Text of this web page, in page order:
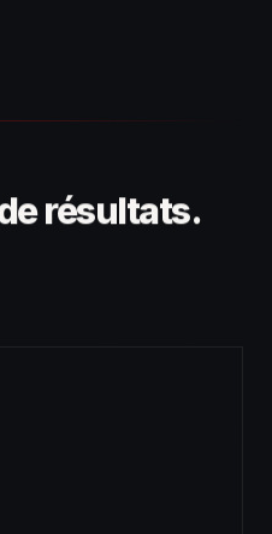
résultats.